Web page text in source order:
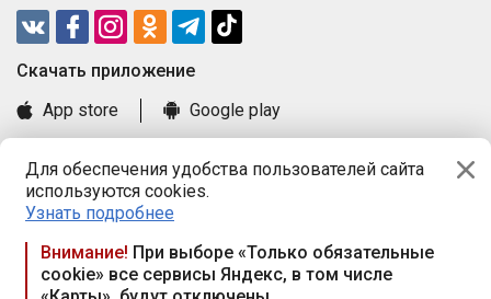
Для обеспечения удобства пользователей сайта
используются cookies.
Узнать подробнее
Внимание! При выборе «Только обязательные
cookie» все сервисы Яндекс, в том числе
Cкачать приложение
App store
Google play
Книга замечаний и предложений
Правила и документы
Praca.by © 2000—2026, ООО «ПРАЦА БАЙ»
Республика Беларусь, 220114, г. Минск, пр-т Независимости
117а, пом. № 9.